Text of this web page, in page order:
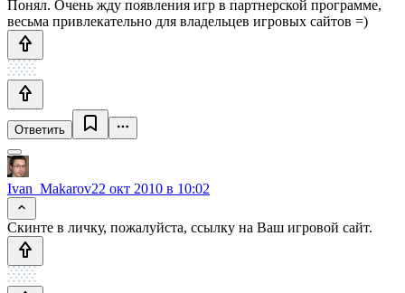
Понял. Очень жду появления игр в партнерской программе,
весьма привлекательно для владельцев игровых сайтов =)
Ответить
Ivan_Makarov22 окт 2010 в 10:02
Скинте в личку, пожалуйста, ссылку на Ваш игровой сайт.